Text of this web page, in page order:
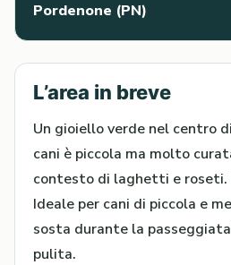
Pordenone (PN)
L’area in breve
Un gioiello verde nel centro
cani è piccola ma molto
contesto di laghetti e roseti.
Ideale per cani di piccola e
sosta durante la
pulita.